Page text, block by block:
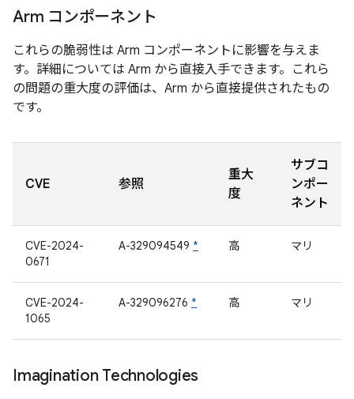
Arm コンポーネント
これらの脆弱性は Arm コンポーネントに影響を与えま
す。詳細については Arm から直接入手できます。これら
の問題の重大度の評価は、Arm から直接提供されたもの
です。
CVE 参照
重大
度
サブコ
ンポー
ネント
CVE-2024-
0671
A-329094549 * 高 マリ
CVE-2024-
1065
A-329096276 * 高 マリ
Imagination Technologies